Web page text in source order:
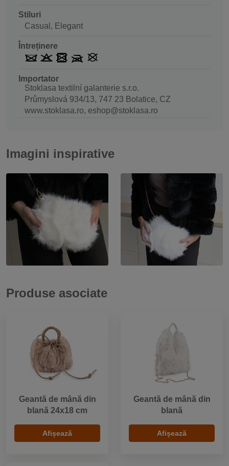
Stiluri
Casual, Elegant
Întreținere
Importator
Stoklasa textilní galanterie s.r.o.
Průmyslová 934/13, 747 23 Bolatice, CZ
www.stoklasa.ro, eshop@stoklasa.ro
Imagini inspirative
Produse asociate
Geantă de mână din
blană 24x18 cm
Afișează
Geantă de mână din
blană
Afișează